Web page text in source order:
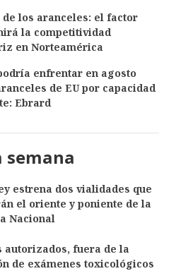
los aranceles: el factor
la competitividad
en Norteamérica
enfrentar en agosto
de EU por capacidad
Ebrard
semana
estrena dos vialidades que
el oriente y poniente de la
Nacional
autorizados, fuera de la
de exámenes toxicológicos